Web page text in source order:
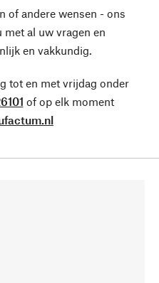
of andere wensen - ons
met al uw vragen en
en vakkundig.
tot en met vrijdag onder
of op elk moment